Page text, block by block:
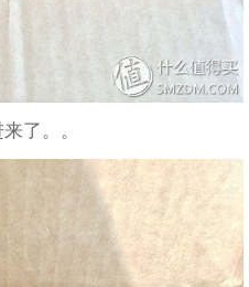
了。。